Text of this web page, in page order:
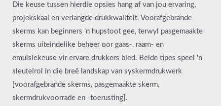
Die keuse tussen hierdie opsies hang af van jou ervaring,
projekskaal en verlangde drukkwaliteit. Voorafgebrande
skerms kan beginners 'n hupstoot gee, terwyl pasgemaakte
skerms uiteindelike beheer oor gaas-, raam- en
emulsiekeuse vir ervare drukkers bied. Beide tipes speel 'n
sleutelrol in die breë landskap van syskermdrukwerk
[voorafgebrande skerms, pasgemaakte skerm,
skermdrukvoorrade en -toerusting].